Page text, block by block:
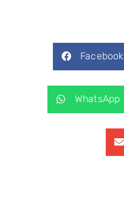
Facebook
WhatsApp